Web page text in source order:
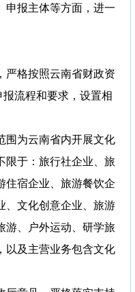
申报主体等方面，进一
严格按照云南省财政资
流程和要求，设置相
围为云南省内开展文化
限于：旅行社企业、旅
住宿企业、旅游餐饮企
、文化创意企业、旅游
游、户外运动、研学旅
以及主营业务包含文化